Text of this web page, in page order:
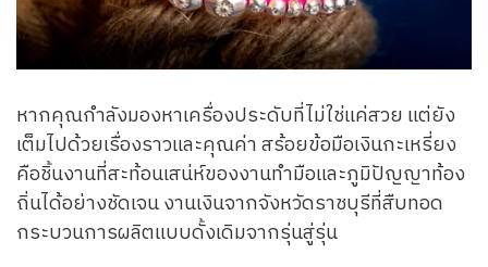
หากคุณกำลังมองหาเครื่องประดับที่ไม่ใช่แค่สวย แต่ยัง
เต็มไปด้วยเรื่องราวและคุณค่า สร้อยข้อมือเงินกะเหรี่ยง
คือชิ้นงานที่สะท้อนเสน่ห์ของงานทำมือและภูมิปัญญาท้อง
ถิ่นได้อย่างชัดเจน งานเงินจากจังหวัดราชบุรีที่สืบทอด
กระบวนการผลิตแบบดั้งเดิมจากรุ่นสู่รุ่น